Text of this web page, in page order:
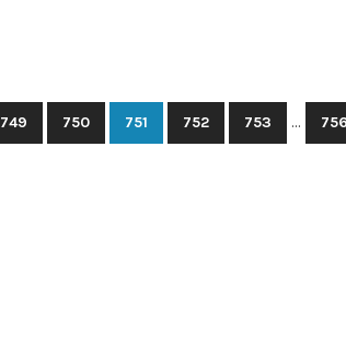
749 750 751 752 753 … 756